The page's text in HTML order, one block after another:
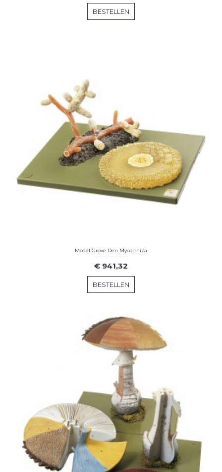
BESTELLEN
Model Grove Den Mycorrhiza
€ 941,32
BESTELLEN